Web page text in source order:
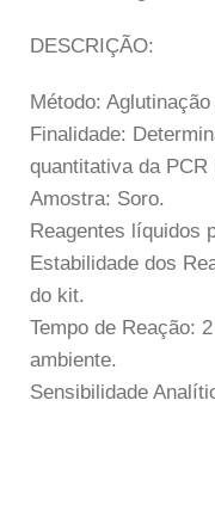
DESCRIÇÃO:
Método:
Finalidade:
quantitativa da
Amostra: Soro.
Reagentes líquidos
Estabilidade dos
do kit.
Tempo de Reação:
ambiente.
Sensibilidade